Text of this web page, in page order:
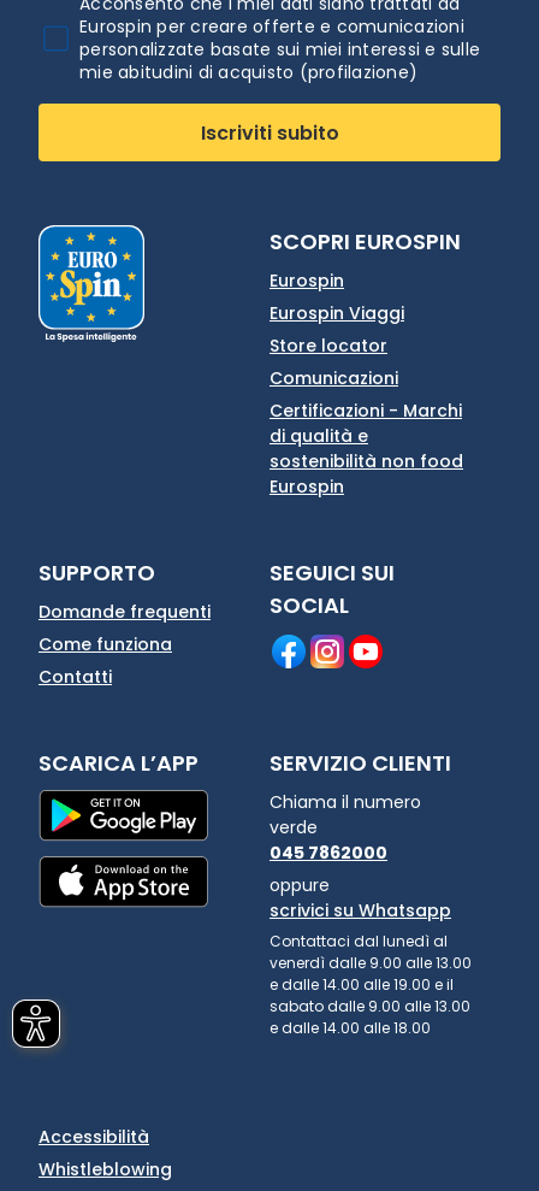
Eurospin per creare offerte e comunicazioni
personalizzate basate sui miei interessi e sulle
mie abitudini di acquisto (profilazione)
Iscriviti subito
SCOPRI EUROSPIN
Eurospin
Eurospin Viaggi
Store locator
Comunicazioni
Certificazioni - Marchi
di qualità e
sostenibilità non food
Eurospin
SUPPORTO
Domande frequenti
Come funziona
Contatti
SEGUICI SUI
SOCIAL
SCARICA L’APP SERVIZIO CLIENTI
Chiama il numero
verde
045 7862000
oppure
scrivici su Whatsapp
Contattaci dal lunedì al
venerdì dalle 9.00 alle 13.00
e dalle 14.00 alle 19.00 e il
sabato dalle 9.00 alle 13.00
e dalle 14.00 alle 18.00
Accessibilità
Whistleblowing